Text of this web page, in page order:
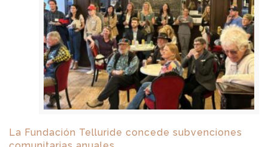
La Fundación Telluride concede subvenciones